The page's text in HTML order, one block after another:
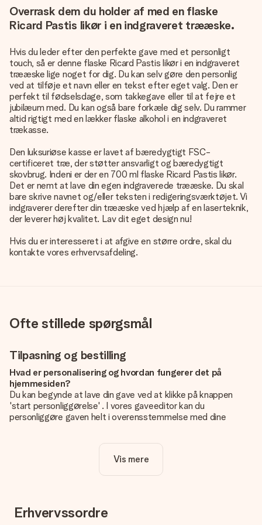
Overrask dem du holder af med en flaske
Ricard Pastis likør i en indgraveret trææske.
Hvis du leder efter den perfekte gave med et personligt
touch, så er denne flaske Ricard Pastis likør i en indgraveret
trææske lige noget for dig. Du kan selv gøre den personlig
ved at tilføje et navn eller en tekst efter eget valg. Den er
perfekt til fødselsdage, som takkegave eller til at fejre et
jubilæum med. Du kan også bare forkæle dig selv. Du rammer
altid rigtigt med en lækker flaske alkohol i en indgraveret
trækasse.
Den luksuriøse kasse er lavet af bæredygtigt FSC-
certificeret træ, der støtter ansvarligt og bæredygtigt
skovbrug. Indeni er der en 700 ml flaske Ricard Pastis likør.
Det er nemt at lave din egen indgraverede trææske. Du skal
bare skrive navnet og/eller teksten i redigeringsværktøjet. Vi
indgraverer derefter din trææske ved hjælp af en laserteknik,
der leverer høj kvalitet. Lav dit eget design nu!
Hvis du er interesseret i at afgive en større ordre, skal du
kontakte vores erhvervsafdeling.
Ofte stillede spørgsmål
Tilpasning og bestilling
Hvad er personalisering og hvordan fungerer det på
hjemmesiden?
Du kan begynde at lave din gave ved at klikke på knappen
'start personliggørelse' . I vores gaveeditor kan du
personliggøre gaven helt i overensstemmelse med dine
Er personalisering inkluderet i prisen?
Prisen der vises på hjemmesiden omfatter personliggørelse
Hvordan ved jeg, om mit billede har den rigtige kvalitet?
Vi vil være sikre på, at du er helt tilfreds med din gave. Derfor
Vis mere
Erhvervssordre